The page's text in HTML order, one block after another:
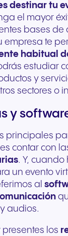
destinar tu
el mayor
bases de
empresa te
habitual
estudiar
y
sectores o
y
principales
contar con
. Y,
un evento
al
audios.
los